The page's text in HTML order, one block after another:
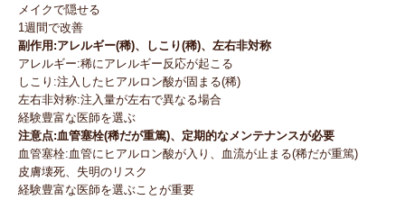
メイクで隠せる
1週間で改善
副作用:アレルギー(稀)、しこり(稀)、左右非対称
アレルギー:稀にアレルギー反応が起こる
しこり:注入したヒアルロン酸が固まる(稀)
左右非対称:注入量が左右で異なる場合
経験豊富な医師を選ぶ
注意点:血管塞栓(稀だが重篤)、定期的なメンテナンスが必要
血管塞栓:血管にヒアルロン酸が入り、血流が止まる(稀だが重篤)
皮膚壊死、失明のリスク
経験豊富な医師を選ぶことが重要